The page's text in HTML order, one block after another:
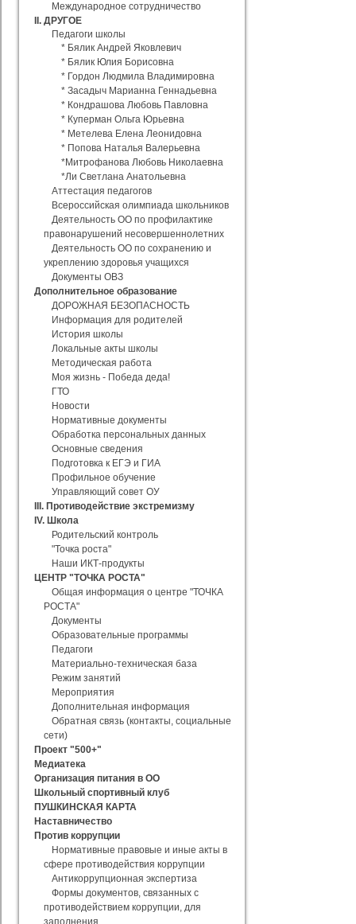
Международное сотрудничество
II. ДРУГОЕ
Педагоги школы
* Бялик Андрей Яковлевич
* Бялик Юлия Борисовна
* Гордон Людмила Владимировна
* Засадыч Марианна Геннадьевна
* Кондрашова Любовь Павловна
* Куперман Ольга Юрьевна
* Метелева Елена Леонидовна
* Попова Наталья Валерьевна
*Митрофанова Любовь Николаевна
*Ли Светлана Анатольевна
Аттестация педагогов
Всероссийская олимпиада школьников
Деятельность ОО по профилактике
правонарушений несовершеннолетних
Деятельность ОО по сохранению и
укреплению здоровья учащихся
Документы ОВЗ
Дополнительное образование
ДОРОЖНАЯ БЕЗОПАСНОСТЬ
Информация для родителей
История школы
Локальные акты школы
Методическая работа
Моя жизнь - Победа деда!
ГТО
Новости
Нормативные документы
Обработка персональных данных
Основные сведения
Подготовка к ЕГЭ и ГИА
Профильное обучение
Управляющий совет ОУ
III. Противодействие экстремизму
IV. Школа
Родительский контроль
"Точка роста"
Наши ИКТ-продукты
ЦЕНТР "ТОЧКА РОСТА"
Общая информация о центре "ТОЧКА
РОСТА"
Документы
Образовательные программы
Педагоги
Материально-техническая база
Режим занятий
Мероприятия
Дополнительная информация
Обратная связь (контакты, социальные
сети)
Проект "500+"
Медиатека
Организация питания в ОО
Школьный спортивный клуб
ПУШКИНСКАЯ КАРТА
Наставничество
Против коррупции
Нормативные правовые и иные акты в
сфере противодействия коррупции
Антикоррупционная экспертиза
Формы документов, связанных с
противодействием коррупции, для
заполнения